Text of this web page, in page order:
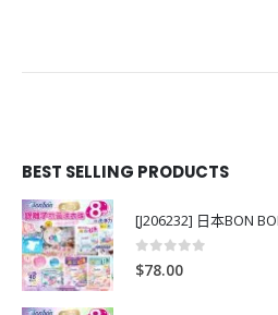
BEST SELLING PRODUCTS
0out of 5
$78.00